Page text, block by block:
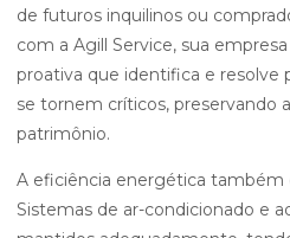
de futuros inquilinos ou
com a Agill Service, sua
proativa que identifica e resolve
se tornem críticos, preservando
patrimônio.
A eficiência energética também
Sistemas de ar-condicionado e